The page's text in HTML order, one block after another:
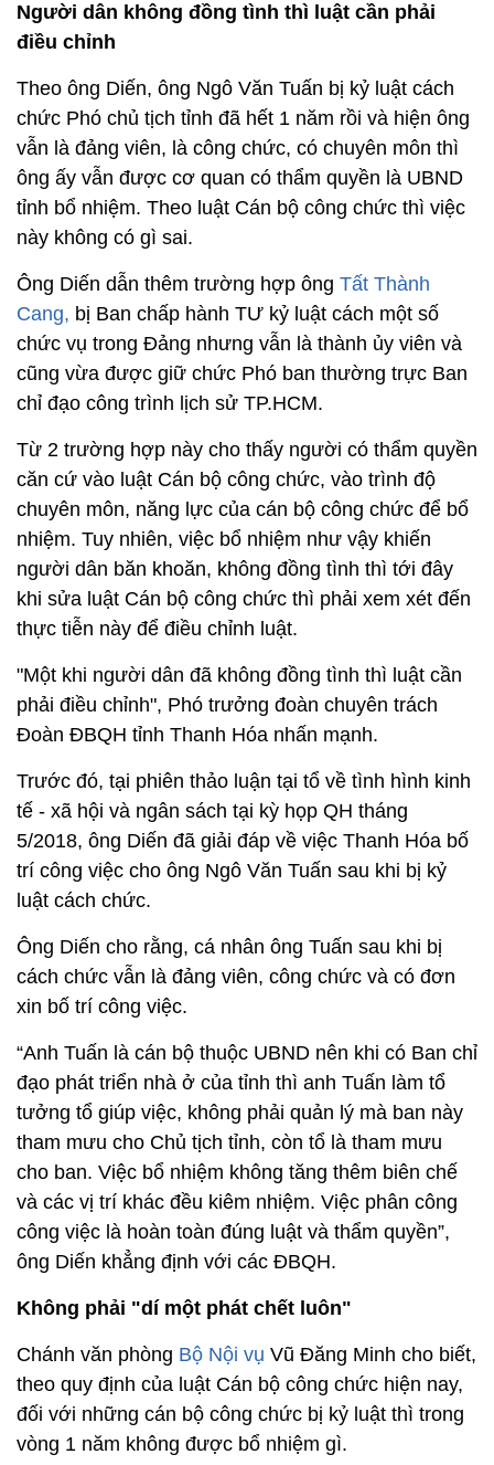
Người dân không đồng tình thì luật cần phải
điều chỉnh
Theo ông Diến, ông Ngô Văn Tuấn bị kỷ luật cách
chức Phó chủ tịch tỉnh đã hết 1 năm rồi và hiện ông
vẫn là đảng viên, là công chức, có chuyên môn thì
ông ấy vẫn được cơ quan có thẩm quyền là UBND
tỉnh bổ nhiệm. Theo luật Cán bộ công chức thì việc
này không có gì sai.
Ông Diến dẫn thêm trường hợp ông Tất Thành
Cang, bị Ban chấp hành TƯ kỷ luật cách một số
chức vụ trong Đảng nhưng vẫn là thành ủy viên và
cũng vừa được giữ chức Phó ban thường trực Ban
chỉ đạo công trình lịch sử TP.HCM.
Từ 2 trường hợp này cho thấy người có thẩm quyền
căn cứ vào luật Cán bộ công chức, vào trình độ
chuyên môn, năng lực của cán bộ công chức để bổ
nhiệm. Tuy nhiên, việc bổ nhiệm như vậy khiến
người dân băn khoăn, không đồng tình thì tới đây
khi sửa luật Cán bộ công chức thì phải xem xét đến
thực tiễn này để điều chỉnh luật.
"Một khi người dân đã không đồng tình thì luật cần
phải điều chỉnh", Phó trưởng đoàn chuyên trách
Đoàn ĐBQH tỉnh Thanh Hóa nhấn mạnh.
Trước đó, tại phiên thảo luận tại tổ về tình hình kinh
tế - xã hội và ngân sách tại kỳ họp QH tháng
5/2018, ông Diến đã giải đáp về việc Thanh Hóa bố
trí công việc cho ông Ngô Văn Tuấn sau khi bị kỷ
luật cách chức.
Ông Diến cho rằng, cá nhân ông Tuấn sau khi bị
cách chức vẫn là đảng viên, công chức và có đơn
xin bố trí công việc.
“Anh Tuấn là cán bộ thuộc UBND nên khi có Ban chỉ
đạo phát triển nhà ở của tỉnh thì anh Tuấn làm tổ
tưởng tổ giúp việc, không phải quản lý mà ban này
tham mưu cho Chủ tịch tỉnh, còn tổ là tham mưu
cho ban. Việc bổ nhiệm không tăng thêm biên chế
và các vị trí khác đều kiêm nhiệm. Việc phân công
công việc là hoàn toàn đúng luật và thẩm quyền”,
ông Diến khẳng định với các ĐBQH.
Không phải "dí một phát chết luôn"
Chánh văn phòng Bộ Nội vụ Vũ Đăng Minh cho biết,
theo quy định của luật Cán bộ công chức hiện nay,
đối với những cán bộ công chức bị kỷ luật thì trong
vòng 1 năm không được bổ nhiệm gì.